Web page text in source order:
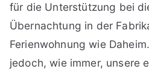
für die Unterstützung bei
Übernachtung in der
Ferienwohnung wie
jedoch, wie immer, unsere